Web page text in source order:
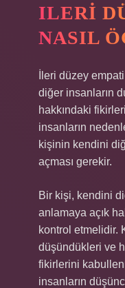
ILERI
NASIL
İleri düzey
diğer insanların
hakkındaki
insanların
kişinin kendini
açması gerekir.
Bir kişi, kendini
anlamaya açık
kontrol etmelidir.
düşündükleri ve
fikirlerini
insanların